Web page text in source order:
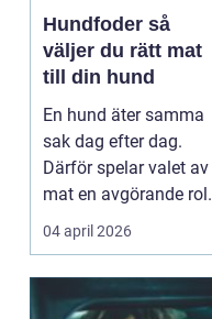
Hundfoder så
väljer du rätt mat
till din hund
En hund äter samma
sak dag efter dag.
Därför spelar valet av
mat en avgörande roll
för hundens hälsa...
04 april 2026